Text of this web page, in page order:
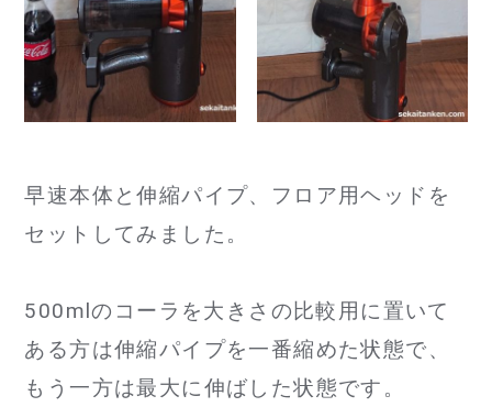
早速本体と伸縮パイプ、フロア用ヘッドを
セットしてみました。
500mlのコーラを大きさの比較用に置いて
ある方は伸縮パイプを一番縮めた状態で、
もう一方は最大に伸ばした状態です。